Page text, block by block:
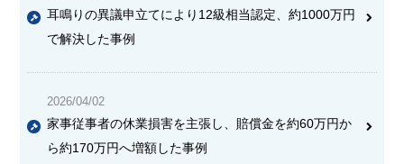
耳鳴りの異議申立てにより12級相当認定、約1000万円
で解決した事例
2026/04/02
家事従事者の休業損害を主張し、賠償金を約60万円か
ら約170万円へ増額した事例